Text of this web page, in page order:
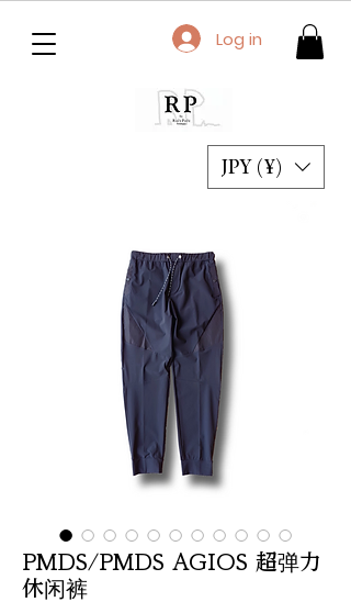
JPY (¥)
Log in
PMDS/PMDS AGIOS 超弹力
休闲裤